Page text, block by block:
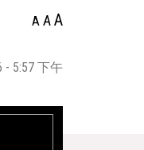
A AA
- 5:57 下午